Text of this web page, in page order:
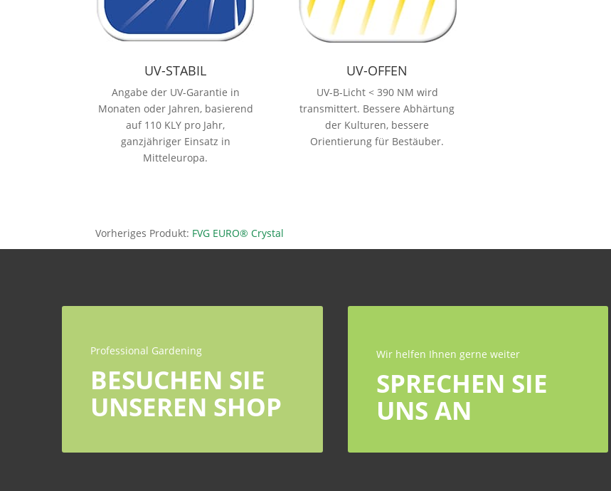
UV-STABIL
Angabe der UV-Garantie in
Monaten oder Jahren, basierend
auf 110 KLY pro Jahr,
ganzjähriger Einsatz in
Mitteleuropa.
UV-OFFEN
UV-B-Licht < 390 NM wird
transmittert. Bessere Abhärtung
der Kulturen, bessere
Orientierung für Bestäuber.
Vorheriges Produkt: FVG EURO® Crystal
Professional Gardening
BESUCHEN SIE
UNSEREN SHOP
Wir helfen Ihnen gerne weiter
SPRECHEN SIE
UNS AN